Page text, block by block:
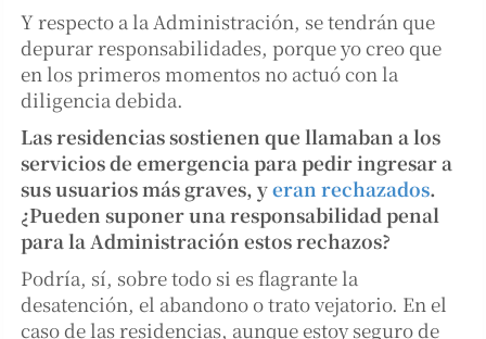
Y respecto a la Administración, se tendrán que
depurar responsabilidades, porque yo creo que
en los primeros momentos no actuó con la
diligencia debida.
Las residencias sostienen que llamaban a los
servicios de emergencia para pedir ingresar a
sus usuarios más graves, yeran rechazados.
¿Pueden suponer una responsabilidad penal
para la Administración estos rechazos?
Podría, sí, sobre todo si es flagrante la
desatención, el abandono o trato vejatorio. En el
caso de las residencias, aunque estoy seguro de